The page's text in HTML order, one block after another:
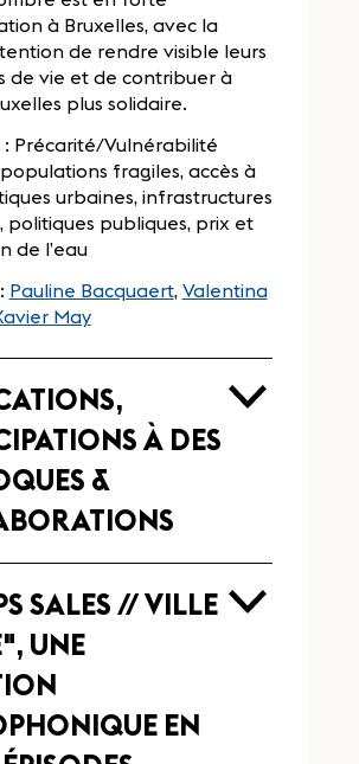
à Bruxelles, avec la
de rendre visible leurs
de vie et de contribuer à
plus solidaire.
: Précarité/Vulnérabilité
fragiles, accès à
urbaines, infrastructures
politiques publiques, prix et
de l’eau
Pauline Bacquaert, Valentina
May
À DES
&
la Commission de
et de l’énergie du
du Parlement de la
15 janvier 2019
ce bien pas toujours
, Démocratie¸ Mouvement
SALES // VILLE
UNE
EN